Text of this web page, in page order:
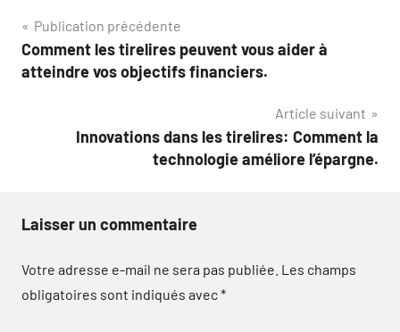
Navigation
de
Publication précédente
Comment les tirelires peuvent vous aider à
atteindre vos objectifs financiers.
Article suivant
Innovations dans les tirelires: Comment la
technologie améliore l’épargne.
Laisser un commentaire
Votre adresse e-mail ne sera pas publiée. Les champs
obligatoires sont indiqués avec*